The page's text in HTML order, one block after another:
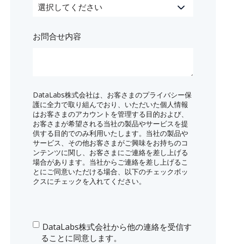
お問合せ内容
DataLabs株式会社は、お客さまのプライバシー保
護に全力で取り組んでおり、いただいた個人情報
はお客さまのアカウントを管理する目的および、
お客さまが希望される当社の製品やサービスを提
供する目的でのみ利用いたします。当社の製品や
サービス、その他お客さまがご興味をお持ちのコ
ンテンツに関し、お客さまにご連絡を差し上げる
場合があります。当社からご連絡を差し上げるこ
とにご同意いただける場合、以下のチェックボッ
クスにチェックを入れてください。
DataLabs株式会社から他の連絡を受信す
ることに同意します。